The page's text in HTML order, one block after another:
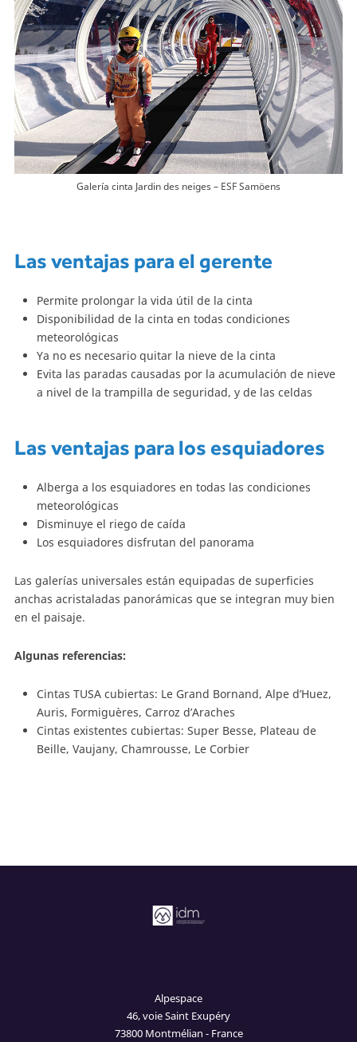
Galería cinta Jardin des neiges – ESF Samöens
Las ventajas para el gerente
Permite prolongar la vida útil de la cinta
Disponibilidad de la cinta en todas condiciones
meteorológicas
Ya no es necesario quitar la nieve de la cinta
Evita las paradas causadas por la acumulación de nieve
a nivel de la trampilla de seguridad, y de las celdas
Las ventajas para los esquiadores
Alberga a los esquiadores en todas las condiciones
meteorológicas
Disminuye el riego de caída
Los esquiadores disfrutan del panorama
Las galerías universales están equipadas de superficies
anchas acristaladas panorámicas que se integran muy bien
en el paisaje.
Algunas referencias:
Cintas TUSA cubiertas: Le Grand Bornand, Alpe d’Huez,
Auris, Formiguères, Carroz d’Araches
Cintas existentes cubiertas: Super Besse, Plateau de
Beille, Vaujany, Chamrousse, Le Corbier
Alpespace
46, voie Saint Exupéry
73800 Montmélian - France